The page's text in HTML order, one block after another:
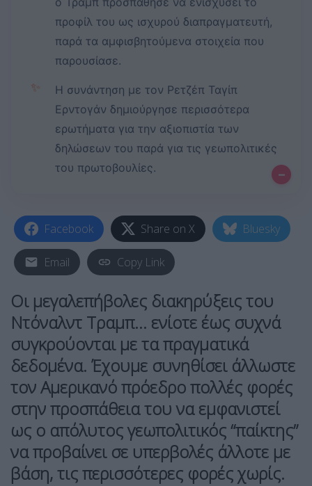
προφίλ του ως ισχυρού διαπραγματευτή,
παρά τα αμφισβητούμενα στοιχεία που
παρουσίασε.
✨
Η συνάντηση με τον Ρετζέπ Ταγίπ
Ερντογάν δημιούργησε περισσότερα
ερωτήματα για την αξιοπιστία των
δηλώσεων του παρά για τις γεωπολιτικές
του πρωτοβουλίες.
–
Facebook Share on X Bluesky
Email Copy Link
Οι μεγαλεπήβολες διακηρύξεις του
Ντόναλντ Τραμπ… ενίοτε έως συχνά
συγκρούονται με τα πραγματικά
δεδομένα. Έχουμε συνηθίσει άλλωστε
τον Αμερικανό πρόεδρο πολλές φορές
στην προσπάθεια του να εμφανιστεί
ως ο απόλυτος γεωπολιτικός “παίκτης”
να προβαίνει σε υπερβολές άλλοτε με
βάση, τις περισσότερες φορές χωρίς.